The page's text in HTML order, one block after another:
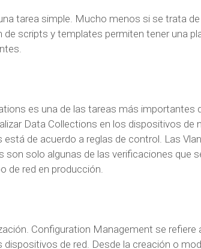
tarea simple. Mucho menos si se trata
scripts y templates permiten tener una
es una de las tareas más importantes
Data Collections en los dispositivos de
de acuerdo a reglas de control. Las
solo algunas de las verificaciones que
de red en producción.
Configuration Management se refiere
de red. Desde la creación o